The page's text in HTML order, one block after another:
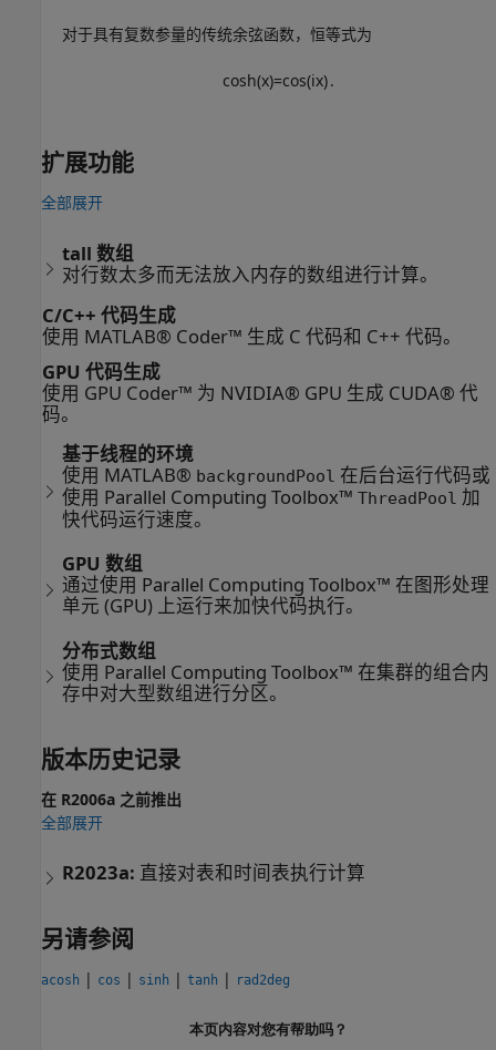
对于具有复数参量的传统余弦函数，恒等式为
cosh(x)=cos(ix).
扩展功能
全部展开
tall 数组
对行数太多而无法放入内存的数组进行计算。
C/C++ 代码生成
使用 MATLAB® Coder™ 生成 C 代码和 C++ 代码。
GPU 代码生成
使用 GPU Coder™ 为 NVIDIA® GPU 生成 CUDA® 代
码。
基于线程的环境
使用 MATLAB® backgroundPool 在后台运行代码或
使用 Parallel Computing Toolbox™ThreadPool 加
快代码运行速度。
GPU 数组
通过使用 Parallel Computing Toolbox™ 在图形处理
单元 (GPU) 上运行来加快代码执行。
分布式数组
使用 Parallel Computing Toolbox™ 在集群的组合内
存中对大型数组进行分区。
版本历史记录
在 R2006a 之前推出
全部展开
R2023a: 直接对表和时间表执行计算
另请参阅
acosh | cos | sinh | tanh | rad2deg
本页内容对您有帮助吗？